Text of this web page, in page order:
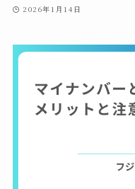
2026年1月14日